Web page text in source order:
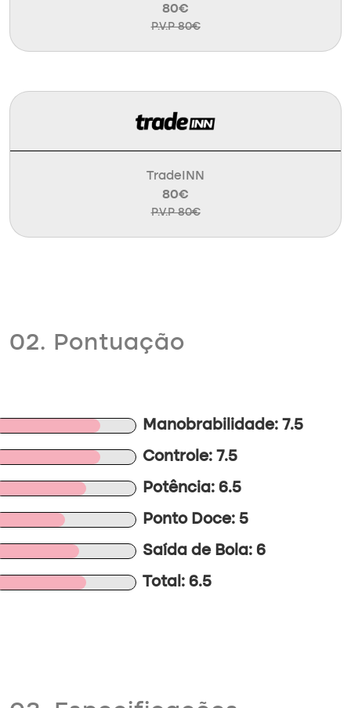
80€
P.V.P 80€
TradeINN
80€
P.V.P 80€
02. Pontuação
Manobrabilidade: 7.5
Controle: 7.5
Potência: 6.5
Ponto Doce: 5
Saída de Bola: 6
Total: 6.5